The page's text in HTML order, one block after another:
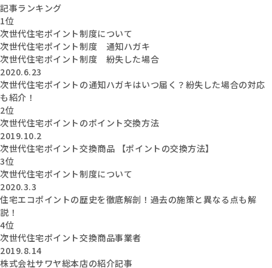
記事ランキング
1位
次世代住宅ポイント制度について
次世代住宅ポイント制度 通知ハガキ
次世代住宅ポイント制度 紛失した場合
2020.6.23
次世代住宅ポイントの通知ハガキはいつ届く？紛失した場合の対応
も紹介！
2位
次世代住宅ポイントのポイント交換方法
2019.10.2
次世代住宅ポイント交換商品 【ポイントの交換方法】
3位
次世代住宅ポイント制度について
2020.3.3
住宅エコポイントの歴史を徹底解剖！過去の施策と異なる点も解
説！
4位
次世代住宅ポイント交換商品事業者
2019.8.14
株式会社サワヤ総本店の紹介記事